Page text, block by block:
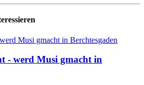
- werd Musi gmacht in